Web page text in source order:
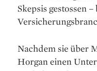
Skepsis gestossen
Nachdem sie über
Horgan einen